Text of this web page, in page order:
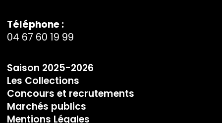
Téléphone :
04 67 60 19 99
Saison 2025-2026
Les Collections
Concours et recrutements
Marchés publics
Mentions Légales